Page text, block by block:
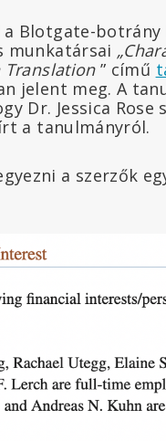
a Blotgate-
munkatársai
Translation” című
jelent meg. A
Dr. Jessica
írt a tanulmányról.
a szerzők